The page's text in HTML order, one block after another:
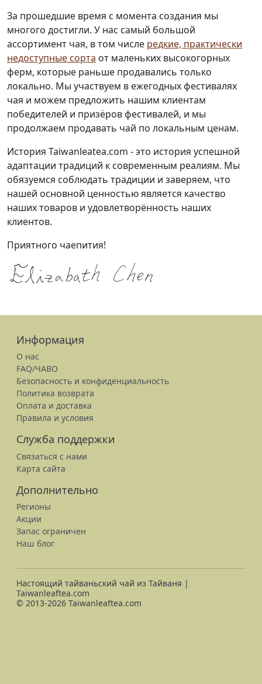
За прошедшие время с момента создания мы
многого достигли. У нас самый большой
ассортимент чая, в том числе редкие, практически
недоступные сорта от маленьких высокогорных
ферм, которые раньше продавались только
локально. Мы участвуем в ежегодных фестивалях
чая и можем предложить нашим клиентам
победителей и призёров фестивалей, и мы
продолжаем продавать чай по локальным ценам.
История Taiwanleatea.com - это история успешной
адаптации традиций к современным реалиям. Мы
обязуемся соблюдать традиции и заверяем, что
нашей основной ценностью является качество
наших товаров и удовлетворённость наших
клиентов.
Приятного чаепития!
Информация
О нас
FAQ/ЧАВО
Безопасность и конфиденциальность
Политика возврата
Оплата и доставка
Правила и условия
Служба поддержки
Связаться с нами
Карта сайта
Дополнительно
Регионы
Акции
Запас ограничен
Наш блог
Настоящий тайваньский чай из Тайваня |
Taiwanleaftea.com
© 2013-2026 Taiwanleaftea.com